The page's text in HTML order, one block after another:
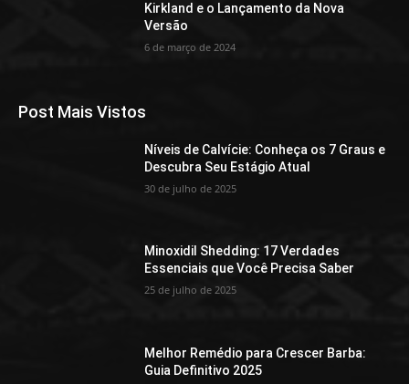
Kirkland e o Lançamento da Nova
Versão
6 de março de 2024
Post Mais Vistos
Níveis de Calvície: Conheça os 7 Graus e
Descubra Seu Estágio Atual
30 de julho de 2025
Minoxidil Shedding: 17 Verdades
Essenciais que Você Precisa Saber
25 de julho de 2025
Melhor Remédio para Crescer Barba:
Guia Definitivo 2025